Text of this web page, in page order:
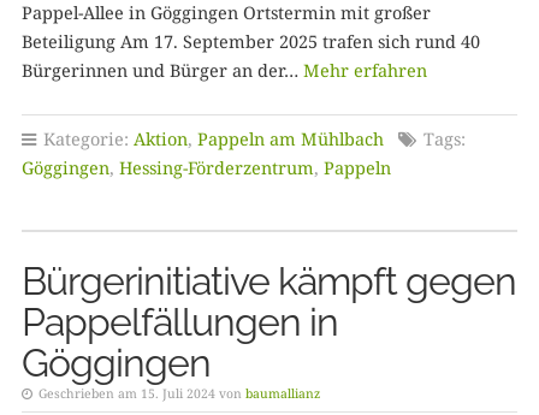
Pappel-Allee in Göggingen Ortstermin mit großer
Beteiligung Am 17. September 2025 trafen sich rund 40
Bürgerinnen und Bürger an der… Mehr erfahren
Kategorie: Aktion, Pappeln am Mühlbach
Tags:
Göggingen, Hessing-Förderzentrum, Pappeln
Bürgerinitiative kämpft gegen
Pappelfällungen in
Göggingen
Geschrieben am 15. Juli 2024 von baumallianz